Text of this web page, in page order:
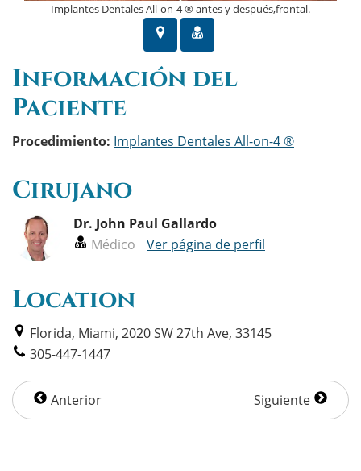
Implantes Dentales All-on-4 ® antes y después,frontal.
Información del
Paciente
Procedimiento: Implantes Dentales All-on-4 ®
Cirujano
Dr. John Paul Gallardo
Médico
Ver página de perfil
Location
Florida, Miami, 2020 SW 27th Ave, 33145
305-447-1447
Anterior Siguiente